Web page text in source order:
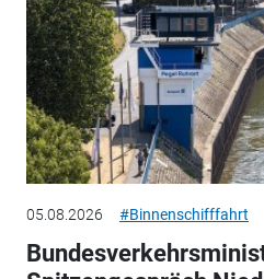
05.08.2026 #Binnenschifffahrt